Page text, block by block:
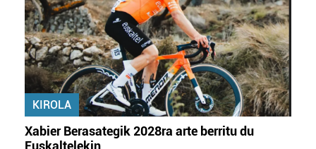
KIROLA
Xabier Berasategik 2028ra arte berritu du
Euskaltelekin